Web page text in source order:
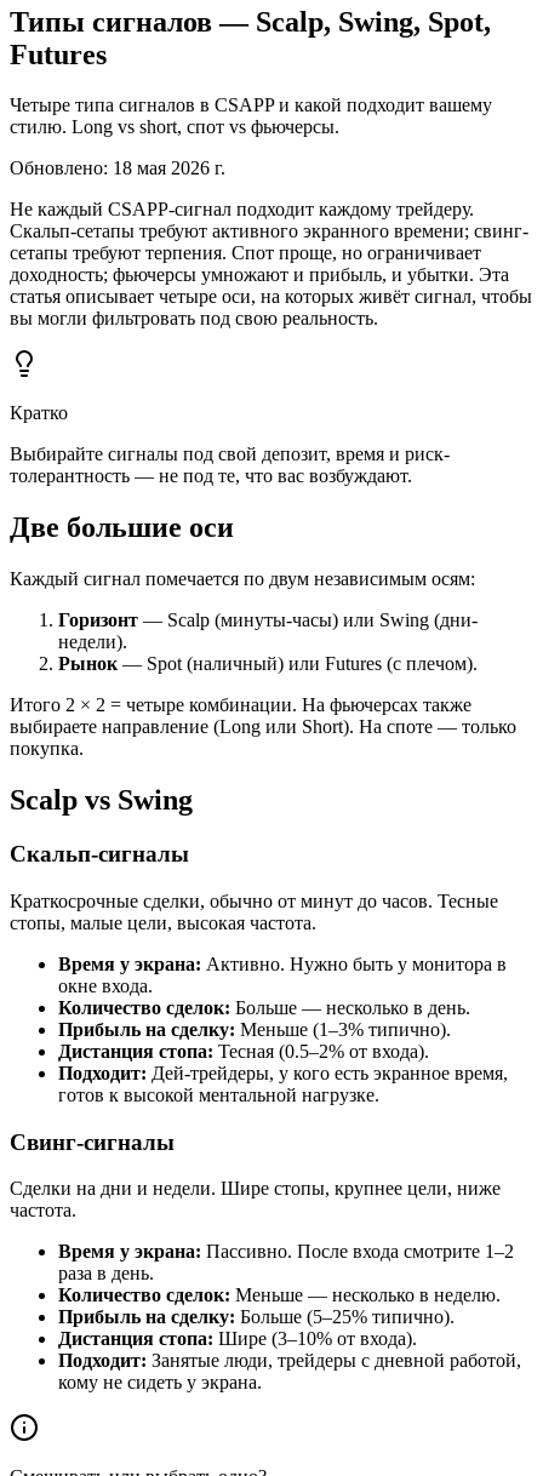
Типы сигналов — Scalp, Swing, Spot,
Futures
Четыре типа сигналов в CSAPP и какой подходит вашему
стилю. Long vs short, спот vs фьючерсы.
Обновлено: 18 мая 2026 г.
Не каждый CSAPP-сигнал подходит каждому трейдеру.
Скальп-сетапы требуют активного экранного времени; свинг-
сетапы требуют терпения. Спот проще, но ограничивает
доходность; фьючерсы умножают и прибыль, и убытки. Эта
статья описывает четыре оси, на которых живёт сигнал, чтобы
вы могли фильтровать под свою реальность.
Кратко
Выбирайте сигналы под свой депозит, время и риск-
толерантность — не под те, что вас возбуждают.
Две большие оси
Каждый сигнал помечается по двум независимым осям:
Горизонт — Scalp (минуты-часы) или Swing (дни-
недели).
Рынок — Spot (наличный) или Futures (с плечом).
Итого 2 × 2 = четыре комбинации. На фьючерсах также
выбираете направление (Long или Short). На споте — только
покупка.
Scalp vs Swing
Скальп-сигналы
Краткосрочные сделки, обычно от минут до часов. Тесные
стопы, малые цели, высокая частота.
Время у экрана: Активно. Нужно быть у монитора в
окне входа.
Количество сделок: Больше — несколько в день.
Прибыль на сделку: Меньше (1–3% типично).
Дистанция стопа: Тесная (0.5–2% от входа).
Подходит: Дей-трейдеры, у кого есть экранное время,
готов к высокой ментальной нагрузке.
Свинг-сигналы
Сделки на дни и недели. Шире стопы, крупнее цели, ниже
частота.
Время у экрана: Пассивно. После входа смотрите 1–2
раза в день.
Количество сделок: Меньше — несколько в неделю.
Прибыль на сделку: Больше (5–25% типично).
Дистанция стопа: Шире (3–10% от входа).
Подходит: Занятые люди, трейдеры с дневной работой,
кому не сидеть у экрана.